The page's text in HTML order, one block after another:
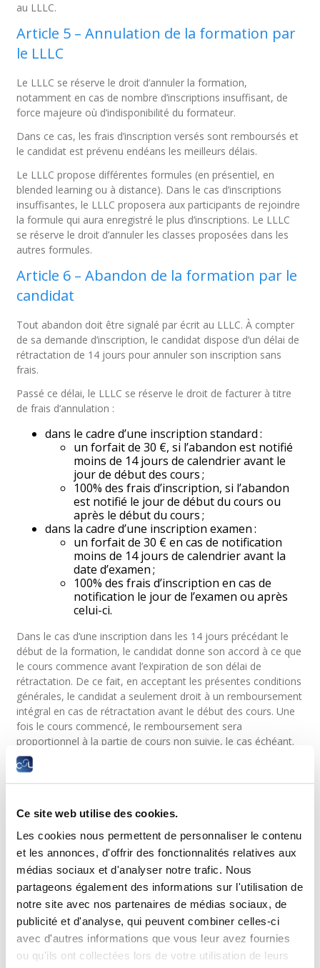
Ce site web utilise des cookies.
Les cookies nous permettent de personnaliser le contenu
et les annonces, d'offrir des fonctionnalités relatives aux
médias sociaux et d'analyser notre trafic. Nous
partageons également des informations sur l'utilisation de
notre site avec nos partenaires de médias sociaux, de
publicité et d'analyse, qui peuvent combiner celles-ci
avec d'autres informations que vous leur avez fournies
ou qu'ils ont collectées lors de votre utilisation de leurs
au LLLC.
Article 5 – Annulation de la formation par
le LLLC
Le LLLC se réserve le droit d’annuler la formation,
notamment en cas de nombre d’inscriptions insuffisant, de
force majeure où d’indisponibilité du formateur.
Dans ce cas, les frais d’inscription versés sont remboursés et
le candidat est prévenu endéans les meilleurs délais.
Le LLLC propose différentes formules (en présentiel, en
blended learning ou à distance). Dans le cas d’inscriptions
insuffisantes, le LLLC proposera aux participants de rejoindre
la formule qui aura enregistré le plus d’inscriptions. Le LLLC
se réserve le droit d’annuler les classes proposées dans les
autres formules.
Article 6 – Abandon de la formation par le
candidat
Tout abandon doit être signalé par écrit au LLLC. À compter
de sa demande d’inscription, le candidat dispose d’un délai de
rétractation de 14 jours pour annuler son inscription sans
frais.
Passé ce délai, le LLLC se réserve le droit de facturer à titre
de frais d’annulation :
dans le cadre d’une inscription standard :
un forfait de 30 €, si l’abandon est notifié
moins de 14 jours de calendrier avant le
jour de début des cours ;
100% des frais d’inscription, si l’abandon
est notifié le jour de début du cours ou
après le début du cours ;
dans la cadre d’une inscription examen :
un forfait de 30 € en cas de notification
moins de 14 jours de calendrier avant la
date d’examen ;
100% des frais d’inscription en cas de
notification le jour de l’examen ou après
celui-ci.
Dans le cas d’une inscription dans les 14 jours précédant le
début de la formation, le candidat donne son accord à ce que
le cours commence avant l’expiration de son délai de
rétractation. De ce fait, en acceptant les présentes conditions
générales, le candidat a seulement droit à un remboursement
intégral en cas de rétractation avant le début des cours. Une
fois le cours commencé, le remboursement sera
proportionnel à la partie de cours non suivie, le cas échéant.
La connexion à son espace personnel sur la plateforme de
formation Moodle.lllc, donne accès au support de cours
même avant le début des cours s’assimile donc à un
remboursement.
Dans certains cas exceptionnels (maladie grave, accident du
candidat…), le LLLC peut procéder à un remboursement. Les
décisions prises en la matière par le LLLC sont sans appel et
sans motivation.
Article 7 – Intervenants et contenu de la
formation